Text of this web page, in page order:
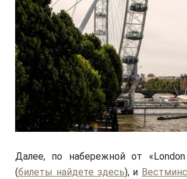
Далее, по набережной от «London
(билеты найдете здесь), и